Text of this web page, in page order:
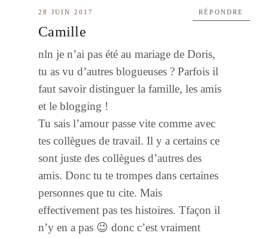
28 JUIN 2017
Camille
nln je n’ai pas été au mariage de Doris,
tu as vu d’autres blogueuses ? Parfois il
faut savoir distinguer la famille, les amis
et le blogging !
Tu sais l’amour passe vite comme avec
tes collègues de travail. Il y a certains ce
sont juste des collègues d’autres des
amis. Donc tu te trompes dans certaines
personnes que tu cite. Mais
effectivement pas tes histoires. Tfaçon il
n’y en a pas 😉 donc c’est vraiment
RÉPONDRE